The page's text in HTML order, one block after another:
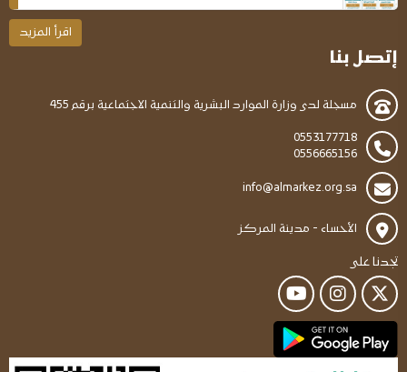
اقرأ المزيد
إتصل بنا
مسجلة لدى وزارة الموارد البشرية والتنمية الاجتماعية برقم 455
0553177718
0556665156
info@almarkez.org.sa
الأحساء - مدينة المركز
تجدنا على